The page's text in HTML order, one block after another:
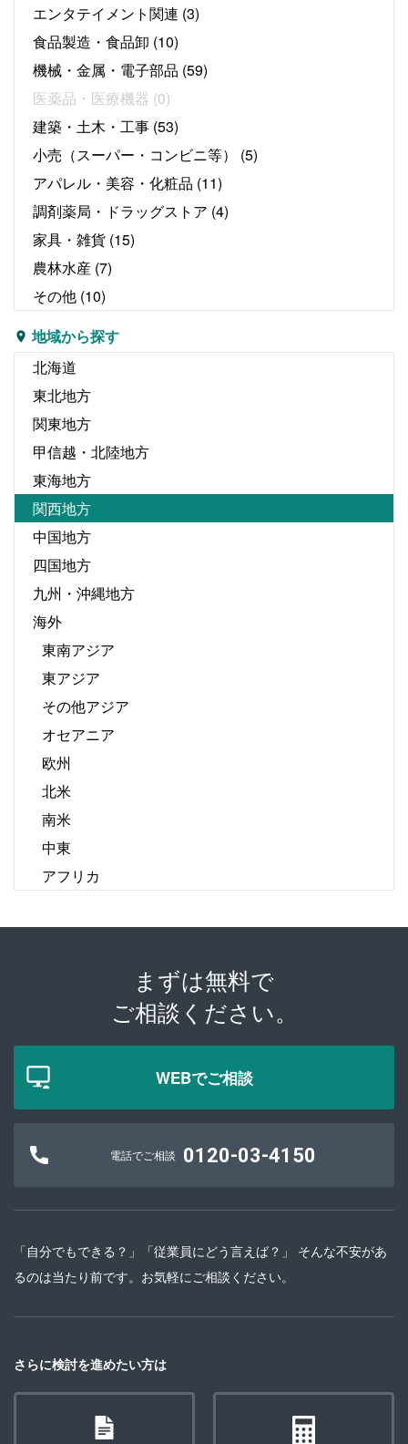
エンタテイメント関連 (3)
食品製造・食品卸 (10)
機械・金属・電子部品 (59)
医薬品・医療機器 (0)
建築・土木・工事 (53)
小売（スーパー・コンビニ等）
(5)
アパレル・美容・化粧品 (11)
調剤薬局・ドラッグストア (4)
家具・雑貨 (15)
農林水産 (7)
その他 (10)
地域から探す
北海道
東北地方
関東地方
甲信越・北陸地方
東海地方
関西地方
中国地方
四国地方
九州・沖縄地方
海外
東南アジア
東アジア
その他アジア
オセアニア
欧州
北米
南米
中東
アフリカ
まずは無料で
ご相談ください。
WEBでご相談
電話でご相談 0120-03-4150
「自分でもできる？」「従業員にどう言えば？」 そんな不安があ
るのは当たり前です。お気軽にご相談ください。
さらに検討を進めたい方は